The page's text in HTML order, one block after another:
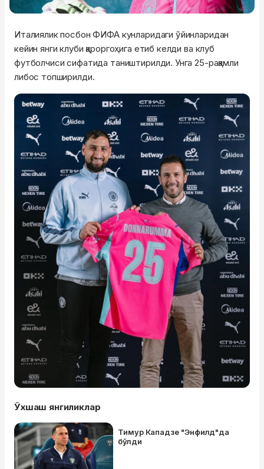
Италиялик посбон ФИФА кунларидаги ўйинларидан
кейин янги клуби қароргоҳига етиб келди ва клуб
футболчиси сифатида таништирилди. Унга 25-рақамли
либос топширилди.
Ўхшаш янгиликлар
Тимур Кападзе "Энфилд"да
бўлди